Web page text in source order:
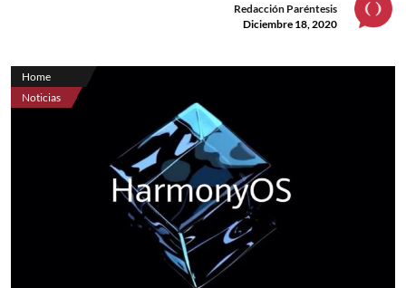
Redacción Paréntesis
Diciembre 18, 2020
Home
Noticias